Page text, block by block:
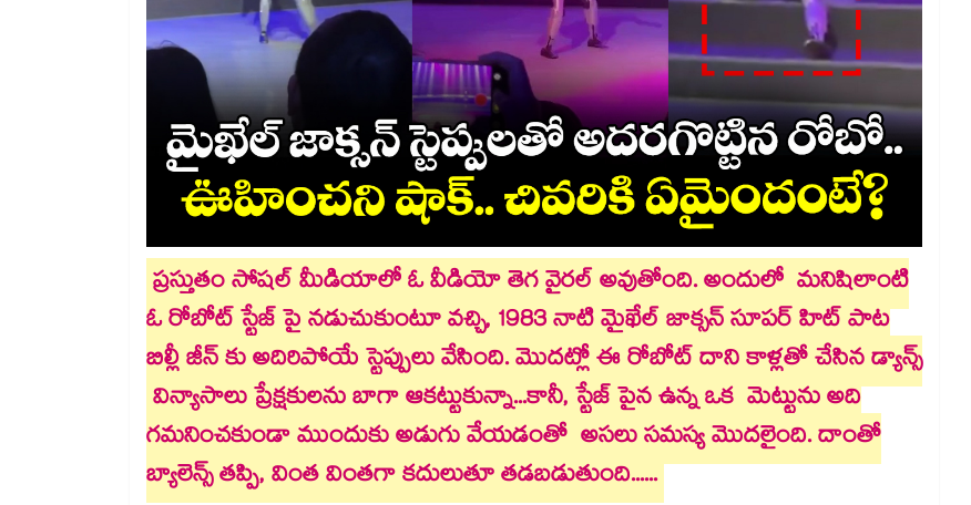
ప్రస్తుతం సోషల్ మీడియాలో ఓ వీడియో తెగ వైరల్ అవుతోంది. అందులో మనిషిలాంటి
ఓ రోబోట్ స్టేజ్ పై నడుచుకుంటూ వచ్చి, 1983 నాటి మైఖేల్ జాక్సన్ సూపర్ హిట్ పాట
బిల్లీ జీన్ కు అదిరిపోయే స్టెప్పులు వేసింది. మొదట్లో ఈ రోబోట్ దాని కాళ్లతో చేసిన డ్యాన్స్
విన్యాసాలు ప్రేక్షకులను బాగా ఆకట్టుకున్నా...కానీ, స్టేజ్ పైన ఉన్న ఒక మెట్టును అది
గమనించకుండా ముందుకు అడుగు వేయడంతో అసలు సమస్య మొదలైంది. దాంతో
బ్యాలెన్స్ తప్పి, వింత వింతగా కదులుతూ తడబడుతుంది......